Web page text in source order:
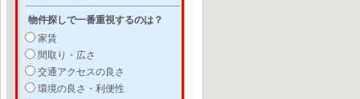
物件探しで一番重視するのは？
家賃
間取り・広さ
交通アクセスの良さ
環境の良さ・利便性